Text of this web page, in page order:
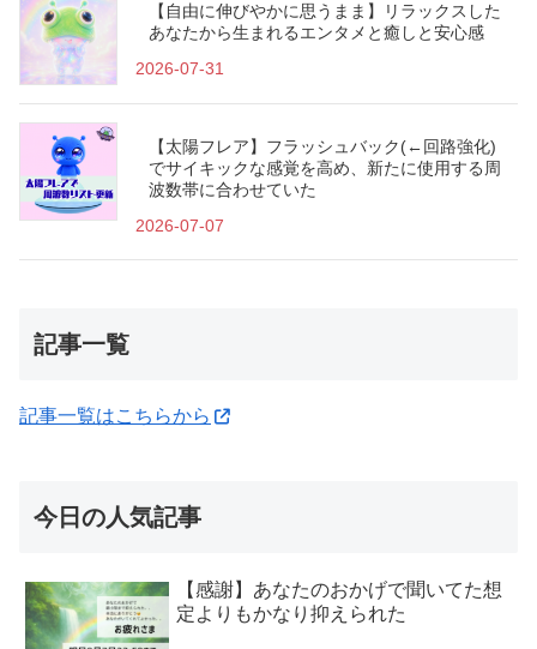
【自由に伸びやかに思うまま】リラックスした
あなたから生まれるエンタメと癒しと安心感
2026-07-31
【太陽フレア】フラッシュバック(←回路強化)
でサイキックな感覚を高め、新たに使用する周
波数帯に合わせていた
2026-07-07
記事一覧
記事一覧はこちらから
今日の人気記事
【感謝】あなたのおかげで聞いてた想
定よりもかなり抑えられた